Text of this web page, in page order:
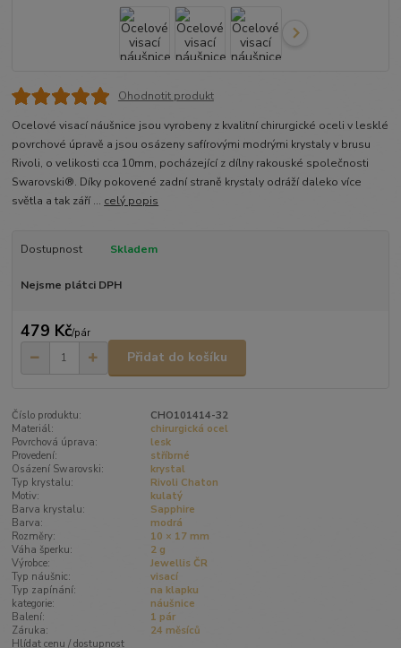
Ohodnotit produkt
Ocelové visací náušnice jsou vyrobeny z kvalitní chirurgické oceli v lesklé
povrchové úpravě a jsou osázeny safírovými modrými krystaly v brusu
Rivoli, o velikosti cca 10mm, pocházející z dílny rakouské společnosti
Swarovski®. Díky pokovené zadní straně krystaly odráží daleko více
světla a tak září ... celý popis
Dostupnost Skladem
Nejsme plátci DPH
479 Kč/pár
Přidat do košíku
Číslo produktu:
CHO101414-32
Materiál:
chirurgická ocel
Povrchová úprava:
lesk
Provedení:
stříbrné
Osázení Swarovski:
krystal
Typ krystalu:
Rivoli Chaton
Motiv:
kulatý
Barva krystalu:
Sapphire
Barva:
modrá
Rozměry:
10 × 17 mm
Váha šperku:
2 g
Výrobce:
Jewellis ČR
Typ náušnic:
visací
Typ zapínání:
na klapku
kategorie:
náušnice
Balení:
1 pár
Záruka:
24 měsíců
Hlídat cenu / dostupnost